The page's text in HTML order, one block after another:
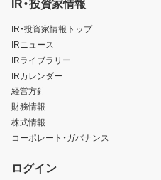
IR・投資家情報トップ
IRニュース
IRライブラリー
IRカレンダー
経営方針
財務情報
株式情報
コーポレート・ガバナンス
ログイン